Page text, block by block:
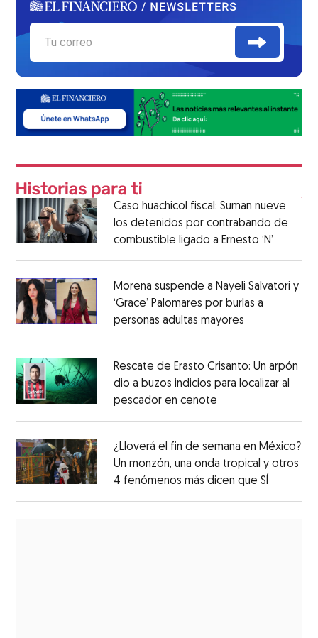
Caso huachicol fiscal: Suman nueve
los detenidos por contrabando de
combustible ligado a Ernesto ‘N’
Morena suspende a Nayeli Salvatori y
‘Grace’ Palomares por burlas a
personas adultas mayores
Rescate de Erasto Crisanto: Un arpón
dio a buzos indicios para localizar al
pescador en cenote
¿Lloverá el fin de semana en México?
Un monzón, una onda tropical y otros
4 fenómenos más dicen que SÍ